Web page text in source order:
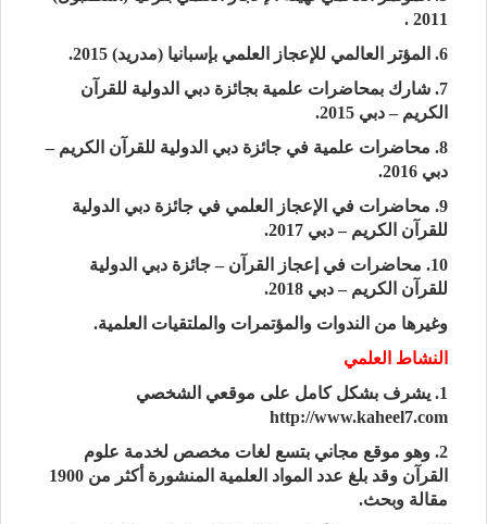
2011 .
6. المؤتر العالمي للإعجاز العلمي بإسبانيا (مدريد) 2015.
7. شارك بمحاضرات علمية بجائزة دبي الدولية للقرآن
الكريم – دبي 2015.
8. محاضرات علمية في جائزة دبي الدولية للقرآن الكريم –
دبي 2016.
9. محاضرات في الإعجاز العلمي في جائزة دبي الدولية
للقرآن الكريم – دبي 2017.
10. محاضرات في إعجاز القرآن – جائزة دبي الدولية
للقرآن الكريم – دبي 2018.
وغيرها من الندوات والمؤتمرات والملتقيات العلمية.
النشاط العلمي
1. يشرف بشكل كامل على موقعي الشخصي
http://www.kaheel7.com
2. وهو موقع مجاني بتسع لغات مخصص لخدمة علوم
القرآن وقد بلغ عدد المواد العلمية المنشورة أكثر من 1900
مقالة وبحث.